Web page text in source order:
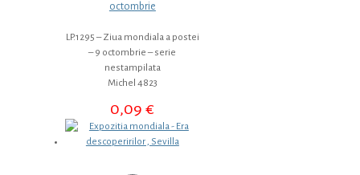
octombrie
LP.1295 – Ziua mondiala a postei
– 9 octombrie – serie
nestampilata
Michel 4823
0,09€